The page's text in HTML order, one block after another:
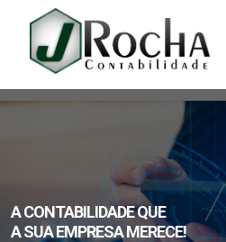
A CONTABILIDADE QUE
A SUA EMPRESA MERECE!